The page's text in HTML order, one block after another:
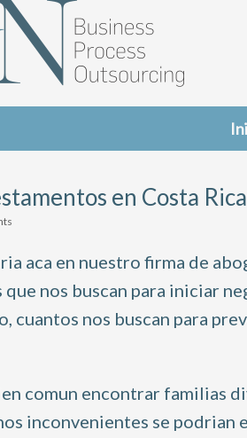
en Costa Rica
aca en nuestro firma de
nos buscan para iniciar
cuantos nos buscan para
comun encontrar familias
inconvenientes se podrian